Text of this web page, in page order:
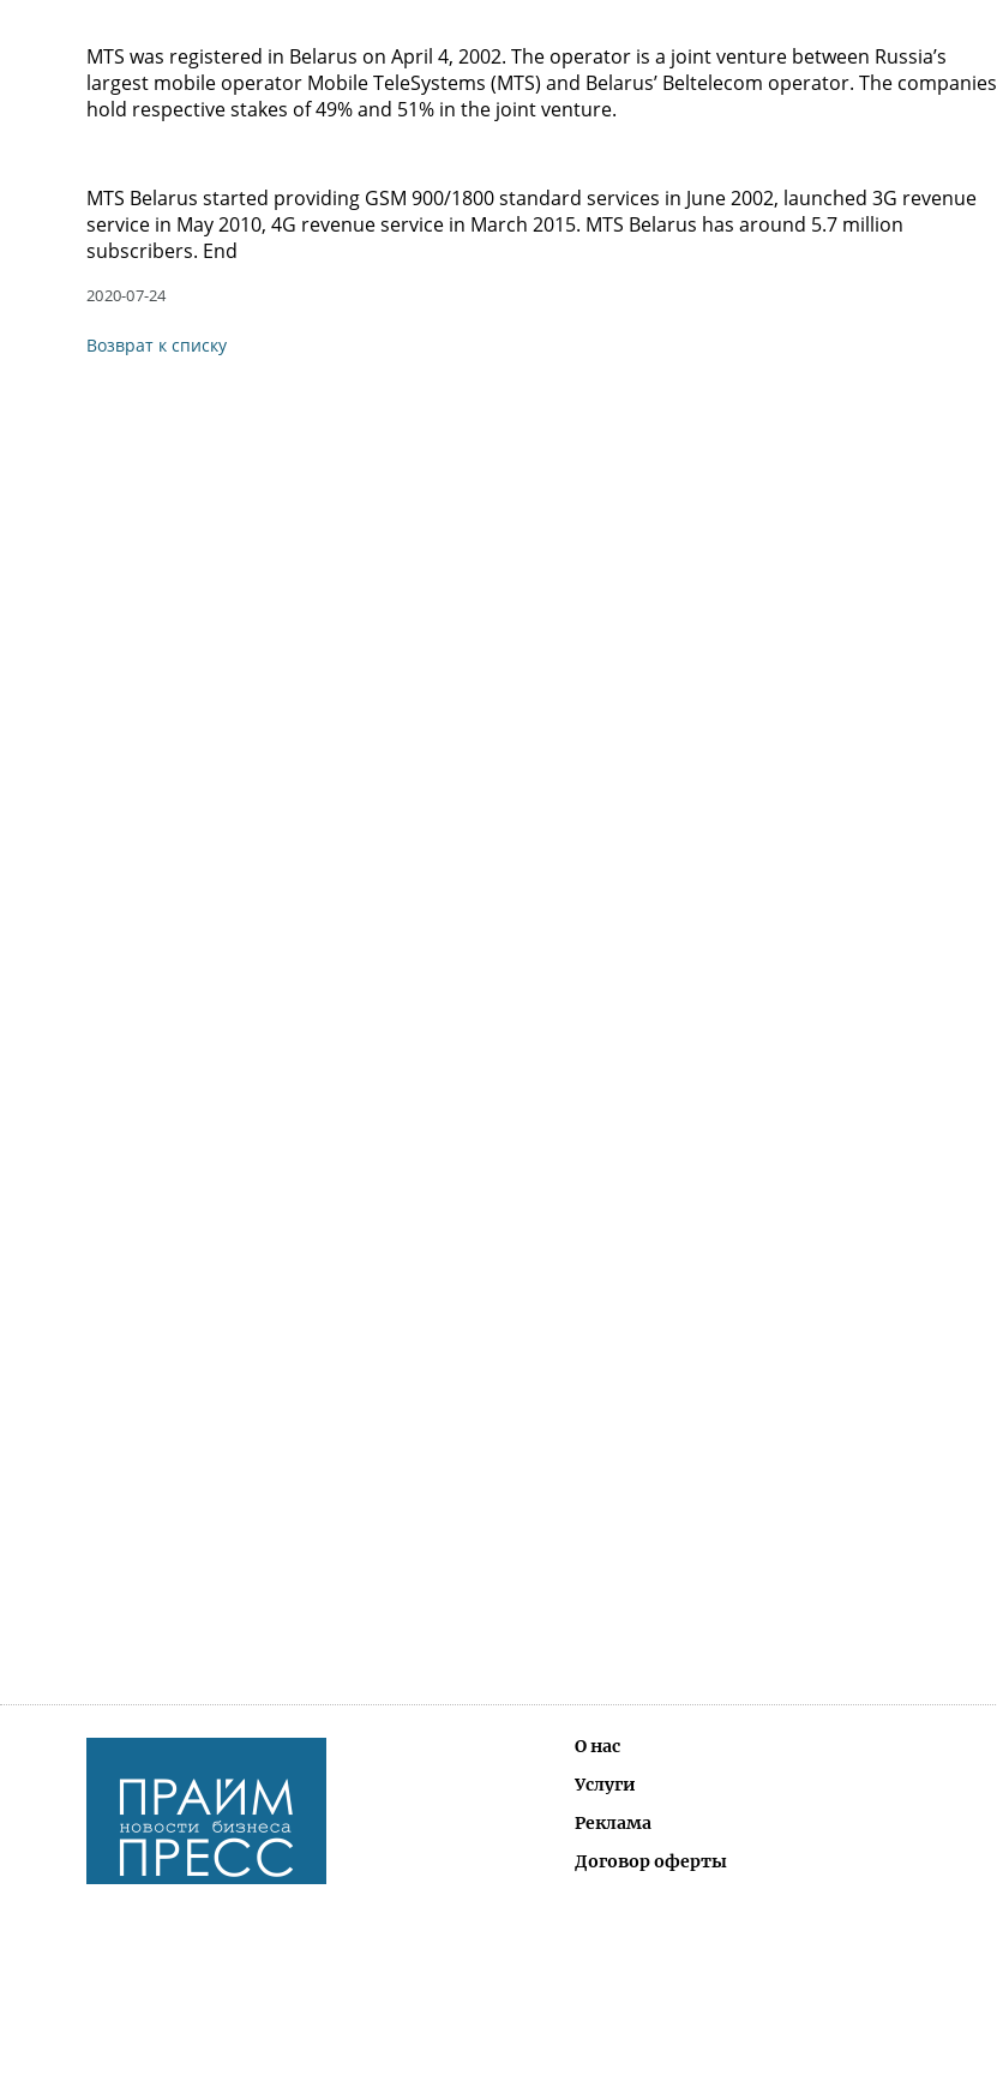
MTS was registered in Belarus on April 4, 2002. The operator is a joint venture between Russia’s
largest mobile operator Mobile TeleSystems (MTS) and Belarus’ Beltelecom operator. The companies
hold respective stakes of 49% and 51% in the joint venture.
MTS Belarus started providing GSM 900/1800 standard services in June 2002, launched 3G revenue
service in May 2010, 4G revenue service in March 2015. MTS Belarus has around 5.7 million
subscribers. End
2020-07-24
Возврат к списку
О нас
Услуги
Реклама
Договор оферты